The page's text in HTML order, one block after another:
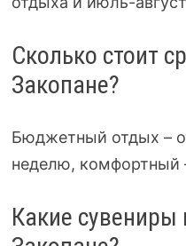
Сколько стоит
Закопане?
Бюджетный отдых –
неделю, комфортный
Какие сувениры